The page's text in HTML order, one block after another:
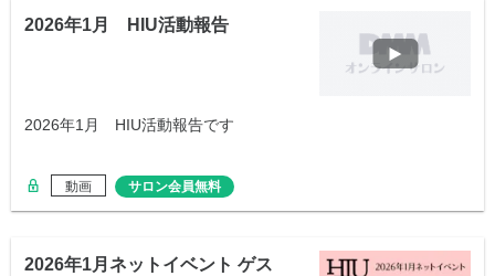
2026年1月 HIU活動報告
2026年1月 HIU活動報告です
動画 サロン会員無料
2026年1月ネットイベント ゲス